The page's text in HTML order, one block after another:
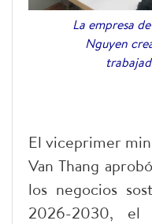
La empresa
Nguyen
El viceprimer
Van Thang
los negocios
2026-2030,